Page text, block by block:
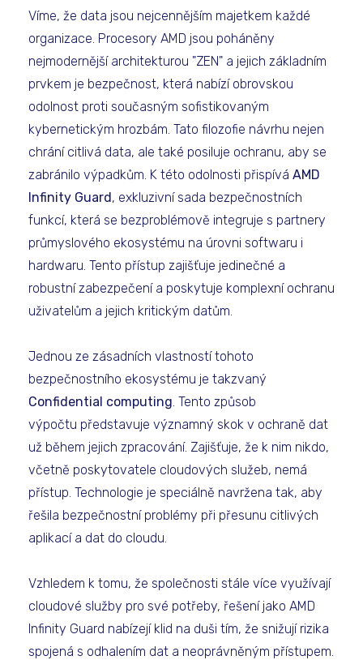
Víme, že data jsou nejcennějším majetkem každé
organizace. Procesory AMD jsou poháněny
nejmodernější architekturou "ZEN" a jejich základním
prvkem je bezpečnost, která nabízí obrovskou
odolnost proti současným sofistikovaným
kybernetickým hrozbám. Tato filozofie návrhu nejen
chrání citlivá data, ale také posiluje ochranu, aby se
zabránilo výpadkům. K této odolnosti přispívá AMD
Infinity Guard, exkluzivní sada bezpečnostních
funkcí, která se bezproblémově integruje s partnery
průmyslového ekosystému na úrovni softwaru i
hardwaru. Tento přístup zajišťuje jedinečné a
robustní zabezpečení a poskytuje komplexní ochranu
uživatelům a jejich kritickým datům.
Jednou ze zásadních vlastností tohoto
bezpečnostního ekosystému je takzvaný
Confidential computing . Tento způsob
výpočtu představuje významný skok v ochraně dat
už během jejich zpracování. Zajišťuje, že k nim nikdo,
včetně poskytovatele cloudových služeb, nemá
přístup. Technologie je speciálně navržena tak, aby
řešila bezpečnostní problémy při přesunu citlivých
aplikací a dat do cloudu.
Vzhledem k tomu, že společnosti stále více využívají
cloudové služby pro své potřeby, řešení jako AMD
Infinity Guard nabízejí klid na duši tím, že snižují rizika
spojená s odhalením dat a neoprávněným přístupem.